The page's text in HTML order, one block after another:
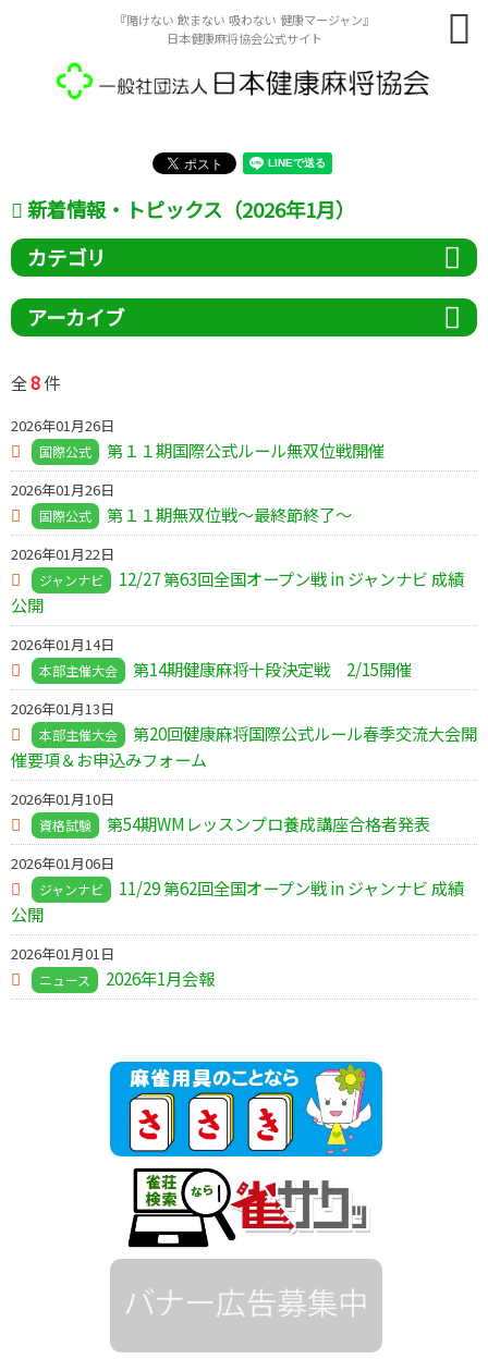
『賭けない 飲まない 吸わない 健康マージャン』
日本健康麻将協会公式サイト
新着情報・トピックス（2026年1月）
カテゴリ
アーカイブ
全8件
2026年01月26日
国際公式 第１１期国際公式ルール無双位戦開催
2026年01月26日
国際公式 第１１期無双位戦～最終節終了～
2026年01月22日
ジャンナビ
12/27 第63回全国オープン戦 in ジャンナビ 成績
公開
2026年01月14日
本部主催大会 第14期健康麻将十段決定戦 2/15開催
2026年01月13日
本部主催大会
第20回健康麻将国際公式ルール春季交流大会開
催要項＆お申込みフォーム
2026年01月10日
資格試験 第54期WMレッスンプロ養成講座合格者発表
2026年01月06日
ジャンナビ
11/29 第62回全国オープン戦 in ジャンナビ 成績
公開
2026年01月01日
ニュース 2026年1月会報